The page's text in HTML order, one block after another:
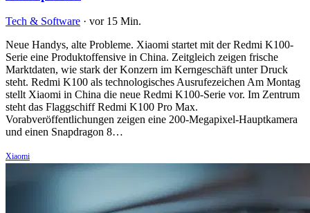
Tech & Software · vor 15 Min.
Neue Handys, alte Probleme. Xiaomi startet mit der Redmi K100-
Serie eine Produktoffensive in China. Zeitgleich zeigen frische
Marktdaten, wie stark der Konzern im Kerngeschäft unter Druck
steht. Redmi K100 als technologisches Ausrufezeichen Am Montag
stellt Xiaomi in China die neue Redmi K100-Serie vor. Im Zentrum
steht das Flaggschiff Redmi K100 Pro Max.
Vorabveröffentlichungen zeigen eine 200-Megapixel-Hauptkamera
und einen Snapdragon 8…
Xiaomi